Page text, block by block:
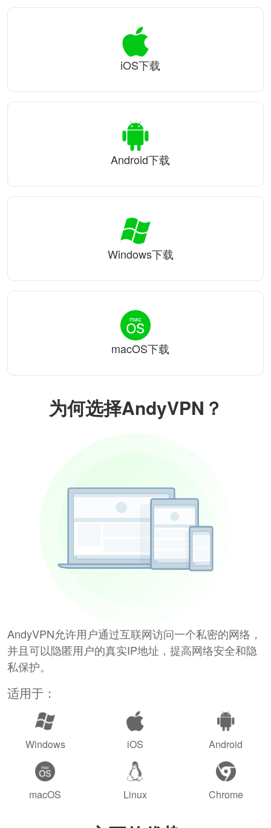
为何选择AndyVPN？
AndyVPN允许用户通过互联网访问一个私密的网络，
并且可以隐匿用户的真实IP地址，提高网络安全和隐
私保护。
适用于：
Windows iOS Android
macOS Linux Chrome
iOS下载
Android下载
Windows下载
macOS下载